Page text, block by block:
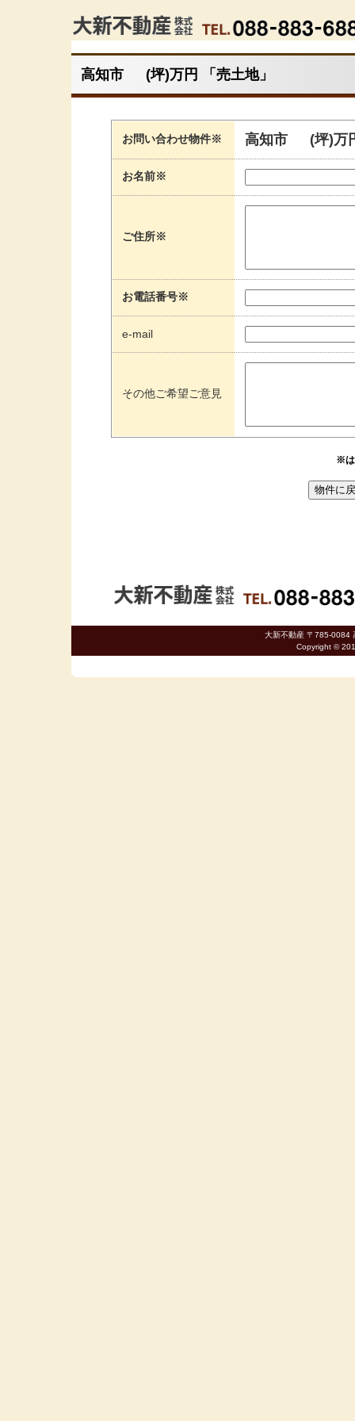
高知市 (坪)万円 「売土地」
お問い合わせ物件※ 高知市 (坪)万
お名前※
ご住所※
お電話番号※
e-mail
その他ご希望ご意見
※は
大新不動産 〒785-
Copyright ©